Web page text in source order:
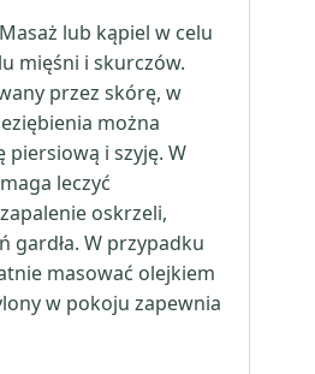
Masaż lub kąpiel w celu
mięśni i skurczów.
przez skórę, w
można
piersiową i szyję. W
leczyć
oskrzeli,
gardła. W przypadku
masować olejkiem
w pokoju zapewnia